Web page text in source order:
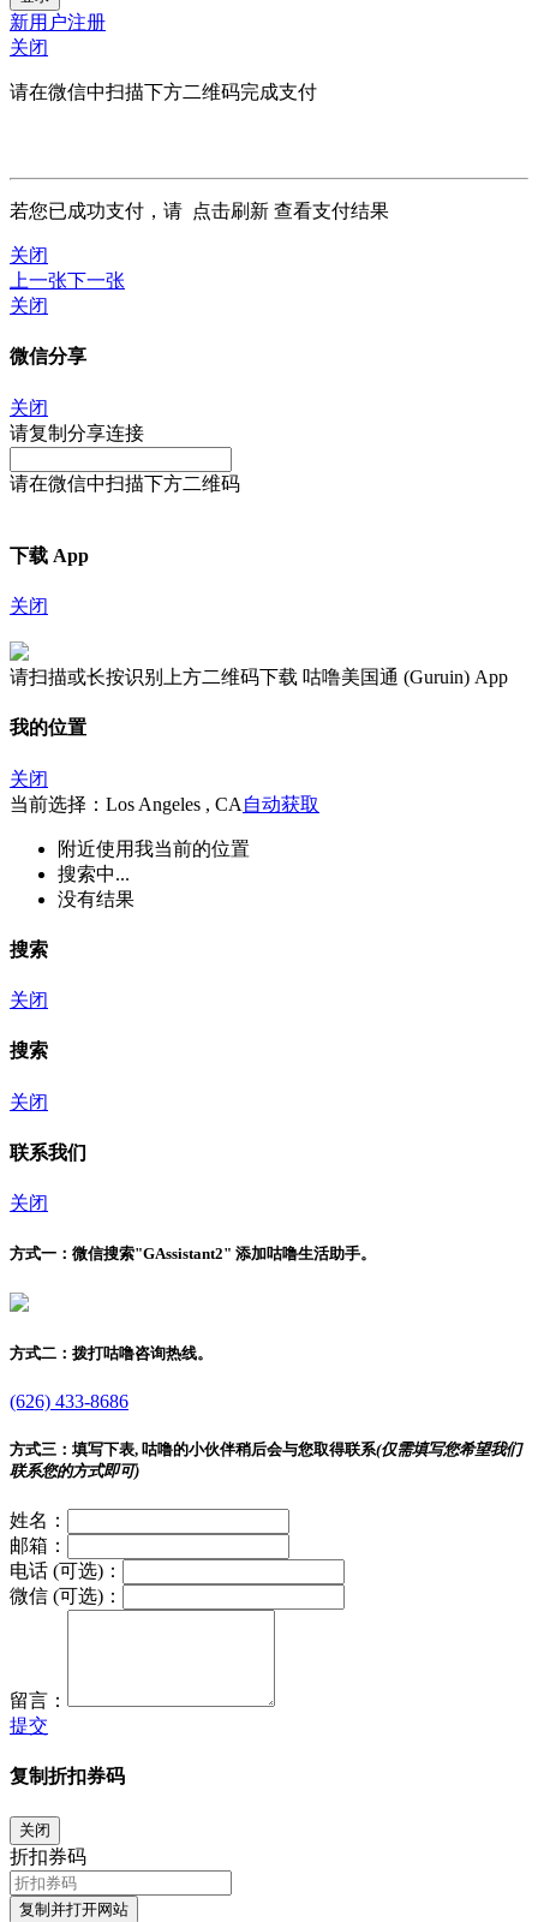
新用户注册
关闭
请在微信中扫描下方二维码完成支付
若您已成功支付，请 点击刷新 查看支付结果
关闭
上一张下一张
关闭
微信分享
关闭
请复制分享连接
请在微信中扫描下方二维码
下载 App
关闭
请扫描或长按识别上方二维码下载 咕噜美国通 (Guruin) App
我的位置
关闭
当前选择：Los Angeles , CA 自动获取
附近使用我当前的位置
搜索中...
没有结果
搜索
关闭
搜索
关闭
联系我们
关闭
方式一： 微信搜索"GAssistant2" 添加咕噜生活助手。
方式二： 拨打咕噜咨询热线。
(626) 433-8686
方式三： 填写下表, 咕噜的小伙伴稍后会与您取得联系(仅需填写您希望我们
联系您的方式即可)
姓名：
邮箱：
电话 (可选)：
微信 (可选)：
留言：
提交
复制折扣券码
关闭
折扣券码
复制并打开网站